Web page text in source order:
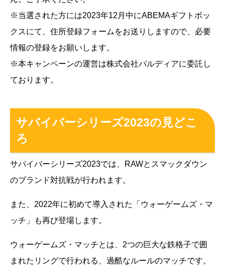
※当選された方には2023年12月中にABEMAギフトボッ
クスにて、住所登録フォームをお送りしますので、必要
情報の登録をお願いします。
※本キャンペーンの運営は株式会社パルディアに委託し
ております。
サバイバーシリーズ2023の見どこ
ろ
サバイバーシリーズ2023では、RAWとスマックダウン
のブランド対抗戦が行われます。
また、2022年に初めて導入された「ウォーゲームズ・マ
ッチ」も再び登場します。
ウォーゲームズ・マッチとは、2つの巨大な鉄格子で囲
まれたリングで行われる、過酷なルールのマッチです。